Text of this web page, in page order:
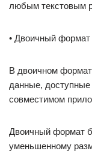
любым текстовым
• Двоичный формат
В двоичном
данные, доступные
совместимом
Двоичный формат
уменьшенному